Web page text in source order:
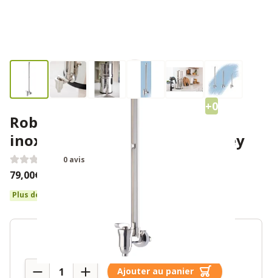
+0
Robinet à regard en acier
inoxydable pour le Royal Berkey
0 avis
79,00€
Plus de 10 en stock
Quantité Ajouter au panier